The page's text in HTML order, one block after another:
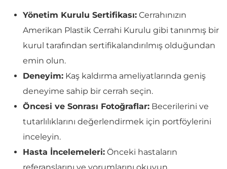
Yönetim Kurulu Sertifikası: Cerrahınızın
Amerikan Plastik Cerrahi Kurulu gibi tanınmış bir
kurul tarafından sertifikalandırılmış olduğundan
emin olun.
Deneyim: Kaş kaldırma ameliyatlarında geniş
deneyime sahip bir cerrah seçin.
Öncesi ve Sonrası Fotoğraflar: Becerilerini ve
tutarlılıklarını değerlendirmek için portföylerini
inceleyin.
Hasta İncelemeleri: Önceki hastaların